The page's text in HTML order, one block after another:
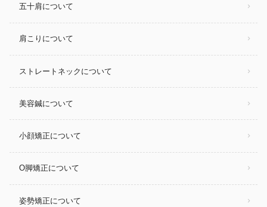
五十肩について
肩こりについて
ストレートネックについて
美容鍼について
小顔矯正について
O脚矯正について
姿勢矯正について